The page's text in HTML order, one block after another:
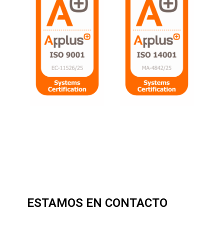
ESTAMOS EN CONTACTO